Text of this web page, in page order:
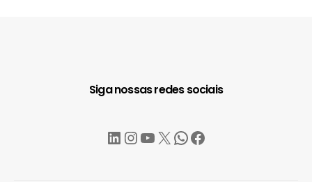
Siga nossas redes sociais
LinkedIn
Instagram
YouTube
X WhatsApp
Facebook